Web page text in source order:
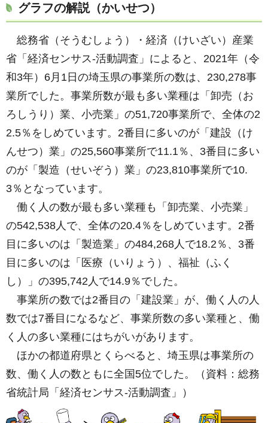
グラフの解説（かいせつ）
総務省（そうむしょう）・経済（けいざい）産業
省「経済センサス-活動調査」によると、2021年（令
和3年）6月1日の埼玉県の事業所の数は、230,278事
業所でした。事業所数が最も多い業種は「卸売（お
ろしうり）業、小売業」の51,720事業所で、全体の2
2.5％をしめています。2番目に多いのが「建設（け
んせつ）業」の25,560事業所で11.1％、3番目に多い
のが「製造（せいぞう）業」の23,810事業所で10.
3％となっています。
働く人の数が最も多い業種も「卸売業、小売業」
の542,538人で、全体の20.4％をしめています。2番
目に多いのは「製造業」の484,268人で18.2％、3番
目に多いのは「医療（いりょう）、福祉（ふく
し）」の395,742人で14.9％でした。
事業所の数では2番目の「建設業」が、働く人の人
数では7番目になるなど、事業所数の多い業種と、働
く人の多い業種にはちがいがあります。
ほかの都道府県とくらべると、埼玉県は事業所の
数、働く人の数ともに全国5位でした。（資料：総務
省統計局「経済センサス-活動調査」）